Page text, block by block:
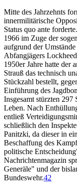
Mitte des Jahrzehnts
innermilitärische
Status quo ante
1966 im Zuge der
aufgrund der
Abfangjägers
1950er Jahre hatte der
Strauß das technisch
Stückzahl bestellt,
Einführung des
Insgesamt stürzten
Leben. Nach
entließ
schließlich den
Panitzki, da dieser in
Beschaffung des
politische
Nachrichtenmagazin
Generäle" und der
Bundeswehr.42